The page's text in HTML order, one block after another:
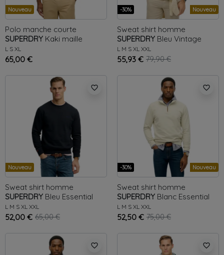
Nouveau
Polo manche courte
SUPERDRY Kaki maille
L S XL
65,00 €
-30% Nouveau
Sweat shirt homme
SUPERDRY Bleu Vintage
Athletic
L M S XL XXL
55,93 € 79,90 €
favorite_border
Nouveau
Sweat shirt homme
SUPERDRY Bleu Essential
L M S XL XXL
52,00 € 65,00 €
favorite_border
-30% Nouveau
Sweat shirt homme
SUPERDRY Blanc Essential
L M S XL XXL
52,50 € 75,00 €
favorite_border favorite_border